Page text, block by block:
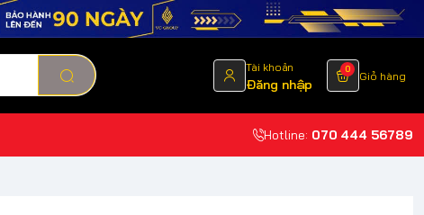
Tài khoản
Đăng nhập
0
Giỏ hàng
Hotline: 070 444 56789